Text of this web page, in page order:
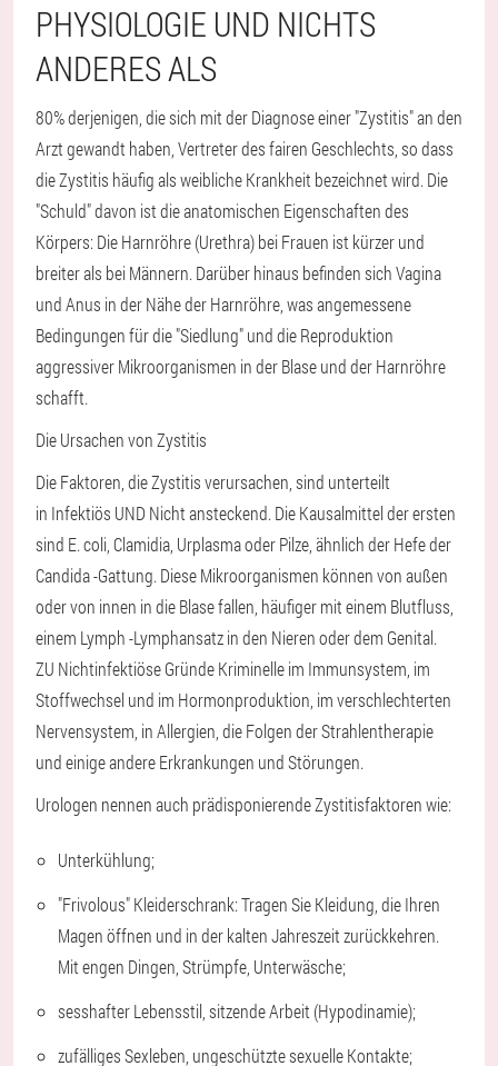
PHYSIOLOGIE UND NICHTS
ANDERES ALS
80% derjenigen, die sich mit der Diagnose einer "Zystitis" an den
Arzt gewandt haben, Vertreter des fairen Geschlechts, so dass
die Zystitis häufig als weibliche Krankheit bezeichnet wird. Die
"Schuld" davon ist die anatomischen Eigenschaften des
Körpers: Die Harnröhre (Urethra) bei Frauen ist kürzer und
breiter als bei Männern. Darüber hinaus befinden sich Vagina
und Anus in der Nähe der Harnröhre, was angemessene
Bedingungen für die "Siedlung" und die Reproduktion
aggressiver Mikroorganismen in der Blase und der Harnröhre
schafft.
Die Ursachen von Zystitis
Die Faktoren, die Zystitis verursachen, sind unterteilt
in Infektiös UND Nicht ansteckend. Die Kausalmittel der ersten
sind E. coli, Clamidia, Urplasma oder Pilze, ähnlich der Hefe der
Candida -Gattung. Diese Mikroorganismen können von außen
oder von innen in die Blase fallen, häufiger mit einem Blutfluss,
einem Lymph -Lymphansatz in den Nieren oder dem Genital.
ZU Nichtinfektiöse GründeKriminelle im Immunsystem, im
Stoffwechsel und im Hormonproduktion, im verschlechterten
Nervensystem, in Allergien, die Folgen der Strahlentherapie
und einige andere Erkrankungen und Störungen.
Urologen nennen auch prädisponierende Zystitisfaktoren wie:
Unterkühlung;
"Frivolous" Kleiderschrank: Tragen Sie Kleidung, die Ihren
Magen öffnen und in der kalten Jahreszeit zurückkehren.
Mit engen Dingen, Strümpfe, Unterwäsche;
sesshafter Lebensstil, sitzende Arbeit (Hypodinamie);
zufälliges Sexleben, ungeschützte sexuelle Kontakte;